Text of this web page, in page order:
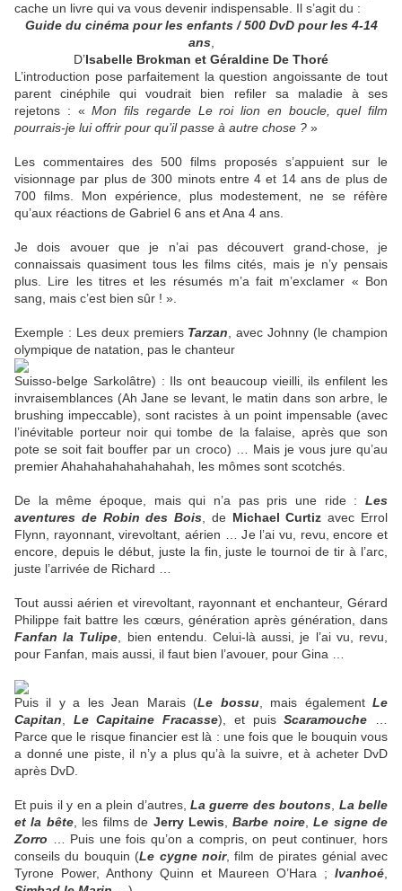
cache un livre qui va vous devenir indispensable. Il s’agit du :
Guide du cinéma pour les enfants / 500 DvD pour les 4-14
ans,
D’Isabelle Brokman et Géraldine De Thoré
L’introduction pose parfaitement la question angoissante de tout
parent cinéphile qui voudrait bien refiler sa maladie à ses
rejetons : «Mon fils regarde Le roi lion en boucle, quel film
pourrais-je lui offrir pour qu’il passe à autre chose ? »
Les commentaires des 500 films proposés s’appuient sur le
visionnage par plus de 300 minots entre 4 et 14 ans de plus de
700 films. Mon expérience, plus modestement, ne se réfère
qu’aux réactions de Gabriel 6 ans et Ana 4 ans.
Je dois avouer que je n’ai pas découvert grand-chose, je
connaissais quasiment tous les films cités, mais je n’y pensais
plus. Lire les titres et les résumés m’a fait m’exclamer « Bon
sang, mais c’est bien sûr ! ».
Exemple : Les deux premiers Tarzan , avec Johnny (le champion
olympique de natation, pas le chanteur
Suisso-belge Sarkolâtre) : Ils ont beaucoup vieilli, ils enfilent les
invraisemblances (Ah Jane se levant, le matin dans son arbre, le
brushing impeccable), sont racistes à un point impensable (avec
l’inévitable porteur noir qui tombe de la falaise, après que son
pote se soit fait bouffer par un croco) … Mais je vous jure qu’au
premier Ahahahahahahahahah, les mômes sont scotchés.
De la même époque, mais qui n’a pas pris une ride : Les
aventures de Robin des Bois , de Michael Curtiz avec Errol
Flynn, rayonnant, virevoltant, aérien … Je l’ai vu, revu, encore et
encore, depuis le début, juste la fin, juste le tournoi de tir à l’arc,
juste l’arrivée de Richard …
Tout aussi aérien et virevoltant, rayonnant et enchanteur, Gérard
Philippe fait battre les cœurs, génération après génération, dans
Fanfan la Tulipe , bien entendu. Celui-là aussi, je l’ai vu, revu,
pour Fanfan, mais aussi, il faut bien l’avouer, pour Gina …
Puis il y a les Jean Marais (Le bossu, mais égalementLe
Capitan
Le Capitaine Fracasse), et puisScaramouche
Parce que le risque financier est là : une fois que le bouquin vous
a donné une piste, il n’y a plus qu’à la suivre, et à acheter DvD
après DvD.
Et puis il y en a plein d’autres,La guerre des boutons La belle
et la bête, les films de Jerry Lewis ,Barbe noire,Le signe de
Zorro … Puis une fois qu’on a compris, on peut continuer, hors
conseils du bouquin (Le cygne noir, film de pirates génial avec
Tyrone Power, Anthony Quinn et Maureen O’Hara ; Ivanhoé